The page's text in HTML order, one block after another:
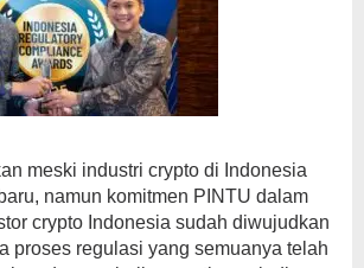
meski industri crypto di Indonesia
namun komitmen PINTU dalam
crypto Indonesia sudah diwujudkan
proses regulasi yang semuanya telah